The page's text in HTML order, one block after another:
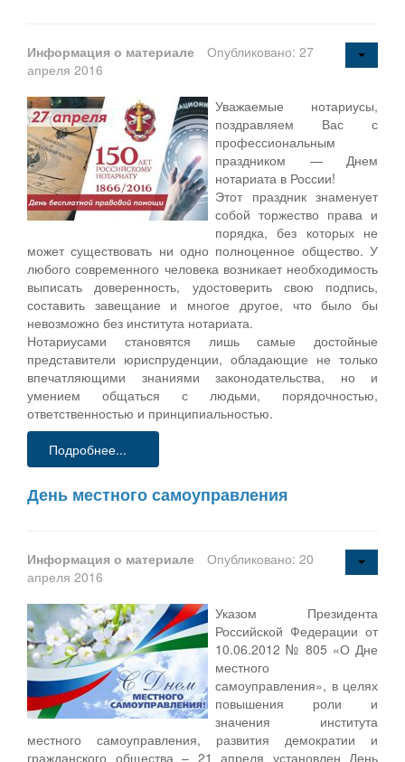
Информация о материале
Опубликовано: 27
апреля 2016
Уважаемые нотариусы,
поздравляем Вас с
профессиональным
праздником — Днем
нотариата в России!
Этот праздник знаменует
собой торжество права и
порядка, без которых не
может существовать ни одно полноценное общество. У
любого современного человека возникает необходимость
выписать доверенность, удостоверить свою подпись,
составить завещание и многое другое, что было бы
невозможно без института нотариата.
Нотариусами становятся лишь самые достойные
представители юриспруденции, обладающие не только
впечатляющими знаниями законодательства, но и
умением общаться с людьми, порядочностью,
ответственностью и принципиальностью.
Подробнее...
День местного самоуправления
Информация о материале
Опубликовано: 20
апреля 2016
Указом Президента
Российской Федерации от
10.06.2012 № 805 «О Дне
местного
самоуправления», в целях
повышения роли и
значения института
местного самоуправления, развития демократии и
гражданского общества – 21 апреля установлен День